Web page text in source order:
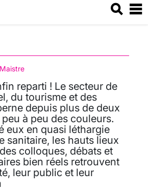
reparti ! Le secteur de
du tourisme et des
depuis plus de deux
à peu des couleurs.
eux en quasi léthargie
sanitaire, les hauts lieux
colloques, débats et
bien réels retrouvent
leur public et leur